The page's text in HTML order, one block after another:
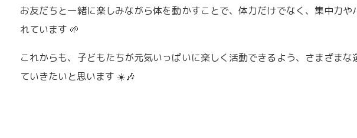
お友だちと一緒に楽しみながら体を動かすことで、体力だけでなく、集中力や
れています 🌱
これからも、子どもたちが元気いっぱいに楽しく活動できるよう、さまざまな
ていきたいと思います ☀️🎶